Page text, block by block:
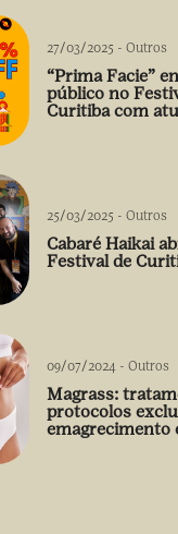
27/03/2025 - Outros
“Prima Facie”
público no
Curitiba com
25/03/2025 - Outros
Cabaré Haikai
Festival de
09/07/2024 - Outros
Magrass:
protocolos
emagrecimento